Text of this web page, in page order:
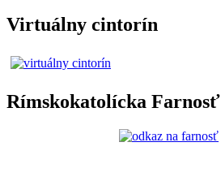
Virtuálny cintorín
Rímskokatolícka Farnosť